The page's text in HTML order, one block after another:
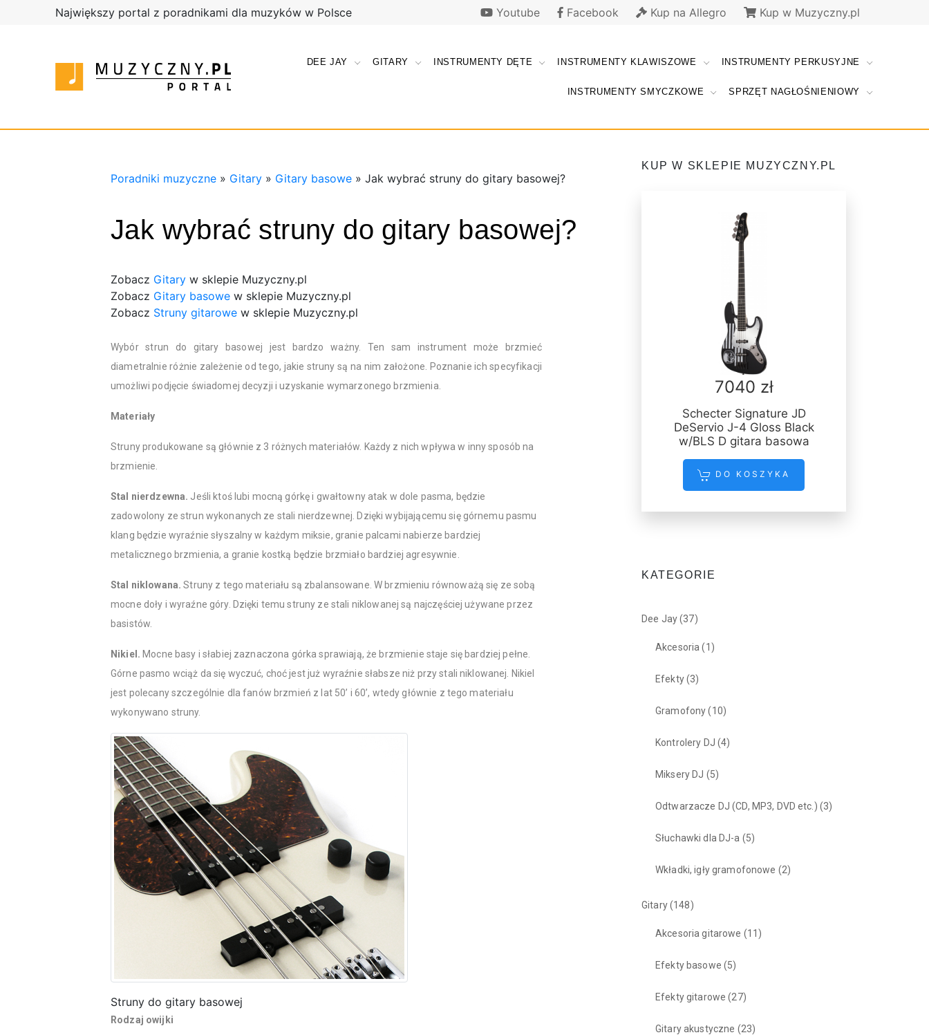
Największy portal z poradnikami dla muzyków w Polsce Youtube Facebook Kup na Allegro Kup w Muzyczny.pl
Muzyczny.pl
Sklep
DEE JAY GITARY INSTRUMENTY DĘTE INSTRUMENTY KLAWISZOWE INSTRUMENTY PERKUSYJNE
INSTRUMENTY SMYCZKOWE SPRZĘT NAGŁOŚNIENIOWY
Poradniki muzyczne » Gitary » Gitary basowe » Jak wybrać struny do gitary basowej?
Jak wybrać struny do gitary basowej?
Zobacz Gitary w sklepie Muzyczny.pl
Zobacz Gitary basowe w sklepie Muzyczny.pl
Zobacz Struny gitarowe w sklepie Muzyczny.pl
Wybór strun do gitary basowej jest bardzo ważny. Ten sam instrument może brzmieć
diametralnie różnie zależenie od tego, jakie struny są na nim założone. Poznanie ich specyfikacji
umożliwi podjęcie świadomej decyzji i uzyskanie wymarzonego brzmienia.
Materiały
Struny produkowane są głównie z 3 różnych materiałów. Każdy z nich wpływa w inny sposób na
brzmienie.
Stal nierdzewna. Jeśli ktoś lubi mocną górkę i gwałtowny atak w dole pasma, będzie
zadowolony ze strun wykonanych ze stali nierdzewnej. Dzięki wybijającemu się górnemu pasmu
klang będzie wyraźnie słyszalny w każdym miksie, granie palcami nabierze bardziej
metalicznego brzmienia, a granie kostką będzie brzmiało bardziej agresywnie.
Stal niklowana. Struny z tego materiału są zbalansowane. W brzmieniu równoważą się ze sobą
mocne doły i wyraźne góry. Dzięki temu struny ze stali niklowanej są najczęściej używane przez
basistów.
Nikiel. Mocne basy i słabiej zaznaczona górka sprawiają, że brzmienie staje się bardziej pełne.
Górne pasmo wciąż da się wyczuć, choć jest już wyraźnie słabsze niż przy stali niklowanej. Nikiel
jest polecany szczególnie dla fanów brzmień z lat 50’ i 60’, wtedy głównie z tego materiału
wykonywano struny.
Struny do gitary basowej
Rodzaj owijki
KUP W SKLEPIE MUZYCZNY.PL
7040 zł
Schecter Signature JD
DeServio J-4 Gloss Black
w/BLS D gitara basowa
DO KOSZYKA
KATEGORIE
Dee Jay(37)
Akcesoria (1)
Efekty(3)
Gramofony(10)
Kontrolery DJ (4)
Miksery DJ (5)
Odtwarzacze DJ (CD, MP3, DVD etc.) (3)
Słuchawki dla DJ-a (5)
Wkładki, igły gramofonowe (2)
Gitary(148)
Akcesoria gitarowe (11)
Efekty basowe (5)
Efekty gitarowe (27)
Gitary akustyczne (23)